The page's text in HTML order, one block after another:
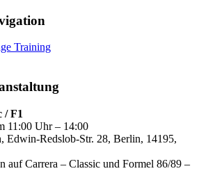
Training
/ F1
11:00 Uhr – 14:00
Edwin-Redslob-Str. 28, Berlin, 14195,
auf Carrera – Classic und Formel 86/89 –